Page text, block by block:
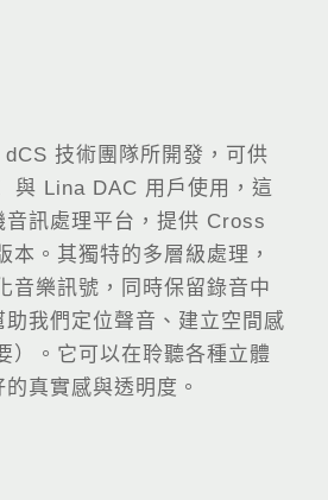
技術團隊所開發，可供
與 Lina DAC 用戶使用，這
音訊處理平台，提供 Cross
本。其獨特的多層級處理，
音樂訊號，同時保留錄音中
我們定位聲音、建立空間感
）。它可以在聆聽各種立體
真實感與透明度。